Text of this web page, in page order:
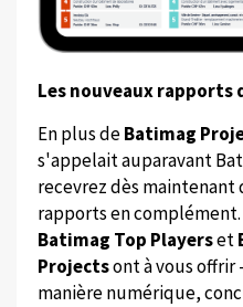
Les nouveaux rapports
En plus deBatimag
s'appelait auparavant
recevrez dès
rapports en
Batimag Top Playerset
Projectsont à vous offrir
manière numérique,